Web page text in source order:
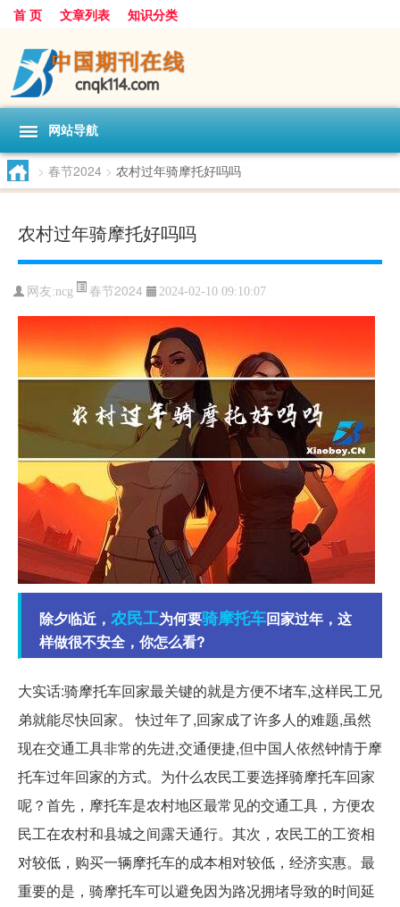
首 页 文章列表 知识分类
网站导航
> 春节2024 > 农村过年骑摩托好吗吗
农村过年骑摩托好吗吗
网友:ncg 春节2024 2024-02-10 09:10:07
除夕临近， 农民工为何要骑摩托车回家过年，这
样做很不安全，你怎么看?
大实话:骑摩托车回家最关键的就是方便不堵车,这样民工兄
弟就能尽快回家。 快过年了,回家成了许多人的难题,虽然
现在交通工具非常的先进,交通便捷,但中国人依然钟情于摩
托车过年回家的方式。为什么农民工要选择骑摩托车回家
呢？首先，摩托车是农村地区最常见的交通工具，方便农
民工在农村和县城之间露天通行。其次，农民工的工资相
对较低，购买一辆摩托车的成本相对较低，经济实惠。最
重要的是，骑摩托车可以避免因为路况拥堵导致的时间延